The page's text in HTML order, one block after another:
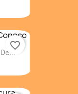
favorite_border